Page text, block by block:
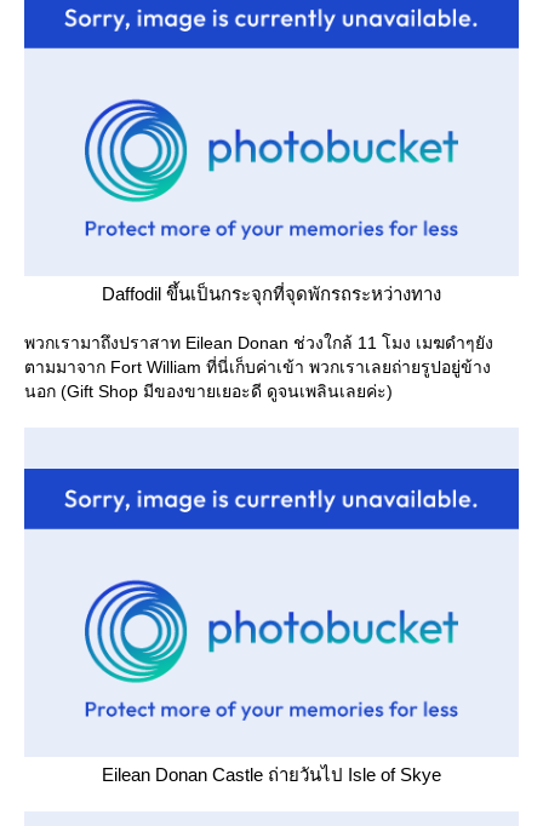
Daffodil ขึ้นเป็นกระจุกที่จุดพักรถระหว่างทาง
พวกเรามาถึงปราสาท Eilean Donan ช่วงใกล้ 11 โมง เมฆดำๆยัง
ตามมาจาก Fort William ที่นี่เก็บค่าเข้า พวกเราเลยถ่ายรูปอยู่ข้าง
นอก (Gift Shop มีของขายเยอะดี ดูจนเพลินเลยค่ะ)
Eilean Donan Castle ถ่ายวันไป Isle of Skye